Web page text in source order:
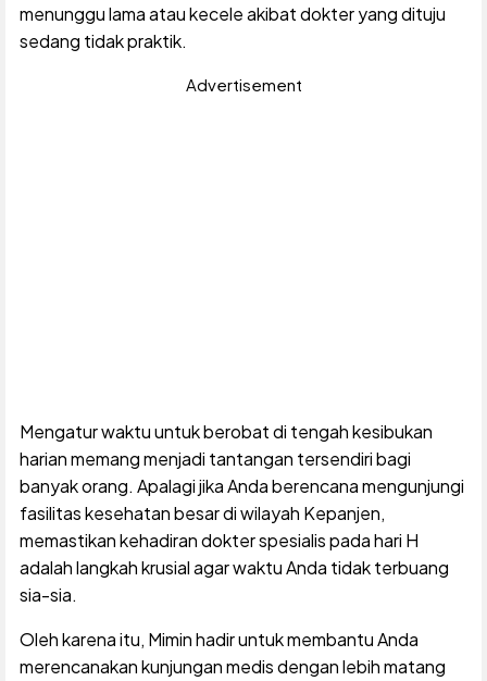
menunggu lama atau kecele akibat dokter yang dituju
sedang tidak praktik.
Advertisement
Mengatur waktu untuk berobat di tengah kesibukan
harian memang menjadi tantangan tersendiri bagi
banyak orang. Apalagi jika Anda berencana mengunjungi
fasilitas kesehatan besar di wilayah Kepanjen,
memastikan kehadiran dokter spesialis pada hari H
adalah langkah krusial agar waktu Anda tidak terbuang
sia-sia.
Oleh karena itu, Mimin hadir untuk membantu Anda
merencanakan kunjungan medis dengan lebih matang